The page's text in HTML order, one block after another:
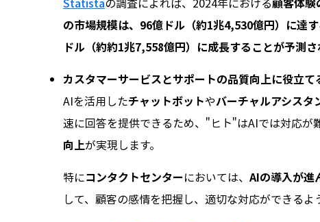
の市場規模は、96億ドル（約1兆4,530億円）に達す
ドル（約約1兆7,558億円）に成長することが予測さ
カスタマーサービスとサポートの品質向上に役立て
AIを活用したチャットボットやバーチャルアシスタ
速に回答を提供できるため、"ヒト"はAIでは対応が
向上が実現します。
特にコンタクトセンターにおいては、 AIの導入が進
して、顧客の感情を把握し、適切な対応ができるよ